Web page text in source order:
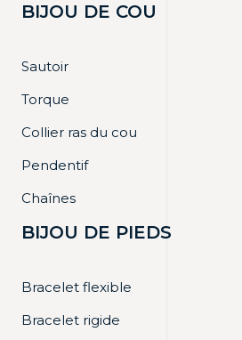
BIJOU DE COU
Sautoir
Torque
Collier ras du cou
Pendentif
Chaînes
BIJOU DE PIEDS
Bracelet flexible
Bracelet rigide